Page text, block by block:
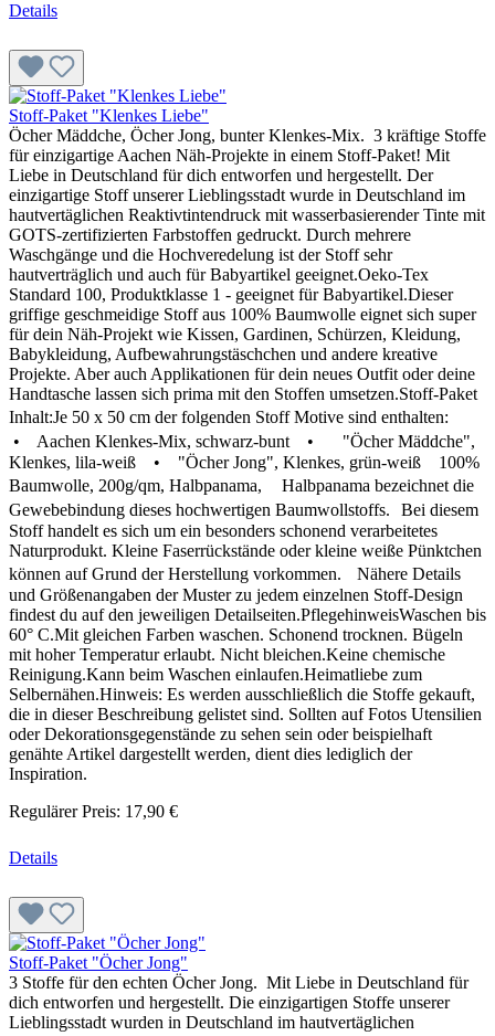
Details
Stoff-Paket "Klenkes Liebe"
Öcher Mäddche, Öcher Jong, bunter Klenkes-Mix. 3 kräftige Stoffe
für einzigartige Aachen Näh-Projekte in einem Stoff-Paket! Mit
Liebe in Deutschland für dich entworfen und hergestellt. Der
einzigartige Stoff unserer Lieblingsstadt wurde in Deutschland im
hautvertäglichen Reaktivtintendruck mit wasserbasierender Tinte mit
GOTS-zertifizierten Farbstoffen gedruckt. Durch mehrere
Waschgänge und die Hochveredelung ist der Stoff sehr
hautverträglich und auch für Babyartikel geeignet.Oeko-Tex
Standard 100, Produktklasse 1 - geeignet für Babyartikel.Dieser
griffige geschmeidige Stoff aus 100% Baumwolle eignet sich super
für dein Näh-Projekt wie Kissen, Gardinen, Schürzen, Kleidung,
Babykleidung, Aufbewahrungstäschchen und andere kreative
Projekte. Aber auch Applikationen für dein neues Outfit oder deine
Handtasche lassen sich prima mit den Stoffen umsetzen.Stoff-Paket
Inhalt:Je 50 x 50 cm der folgenden Stoff Motive sind enthalten:
• Aachen Klenkes-Mix, schwarz-bunt • "Öcher Mäddche",
Klenkes, lila-weiß • "Öcher Jong", Klenkes, grün-weiß 100%
Baumwolle, 200g/qm, Halbpanama, Halbpanama bezeichnet die
Gewebebindung dieses hochwertigen Baumwollstoffs. Bei diesem
Stoff handelt es sich um ein besonders schonend verarbeitetes
Naturprodukt. Kleine Faserrückstände oder kleine weiße Pünktchen
können auf Grund der Herstellung vorkommen. Nähere Details
und Größenangaben der Muster zu jedem einzelnen Stoff-Design
findest du auf den jeweiligen Detailseiten.PflegehinweisWaschen bis
60° C.Mit gleichen Farben waschen. Schonend trocknen. Bügeln
mit hoher Temperatur erlaubt. Nicht bleichen.Keine chemische
Reinigung.Kann beim Waschen einlaufen.Heimatliebe zum
Selbernähen.Hinweis: Es werden ausschließlich die Stoffe gekauft,
die in dieser Beschreibung gelistet sind. Sollten auf Fotos Utensilien
oder Dekorationsgegenstände zu sehen sein oder beispielhaft
genähte Artikel dargestellt werden, dient dies lediglich der
Inspiration.
Regulärer Preis: 17,90 €
Details
Stoff-Paket "Öcher Jong"
3 Stoffe für den echten Öcher Jong. Mit Liebe in Deutschland für
dich entworfen und hergestellt. Die einzigartigen Stoffe unserer
Lieblingsstadt wurden in Deutschland im hautvertäglichen